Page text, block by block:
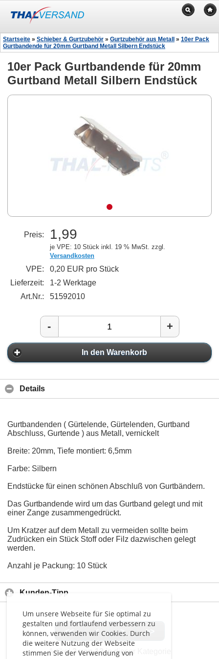
Um unsere Webseite für Sie optimal zu
gestalten und fortlaufend verbessern zu
können, verwenden wir Cookies. Durch
die weitere Nutzung der Webseite
stimmen Sie der Verwendung von
Startseite » Schieber & Gurtzubehör » Gurtzubehör aus Metall » 10er Pack
Gurtbandende für 20mm Gurtband Metall Silbern Endstück
10er Pack Gurtbandende für 20mm
Gurtband Metall Silbern Endstück
Preis: 1,99
je VPE: 10 Stück inkl. 19 % MwSt. zzgl.
Versandkosten
VPE:
0,20 EUR pro Stück
Lieferzeit:
1-2 Werktage
Art.Nr.:
51592010
- +
In den Warenkorb
Details
Gurtbandenden ( Gürtelende, Gürtelenden, Gurtband
Abschluss, Gurtende ) aus Metall, vernickelt
Breite: 20mm, Tiefe montiert: 6,5mm
Farbe: Silbern
Endstücke für einen schönen Abschluß von Gurtbändern.
Das Gurtbandende wird um das Gurtband gelegt und mit
einer Zange zusammengedrückt.
Um Kratzer auf dem Metall zu vermeiden sollte beim
Zudrücken ein Stück Stoff oder Filz dazwischen gelegt
werden.
Anzahl je Packung: 10 Stück
Kunden-Tipp
<< < > >>
Artikel3 von 13in dieser Kategorie